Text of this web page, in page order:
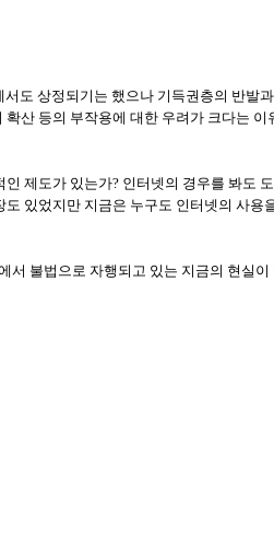
도 상정되기는 했으나 기득권층의 반발
산 등의 부작용에 대한 우려가 크다는 이
제도가 있는가? 인터넷의 경우를 봐도
있었지만 지금은 누구도 인터넷의 사용
불법으로 자행되고 있는 지금의 현실이